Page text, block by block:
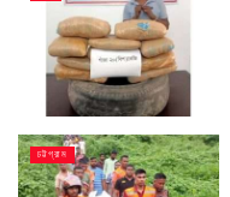
চট্টগ্রাম